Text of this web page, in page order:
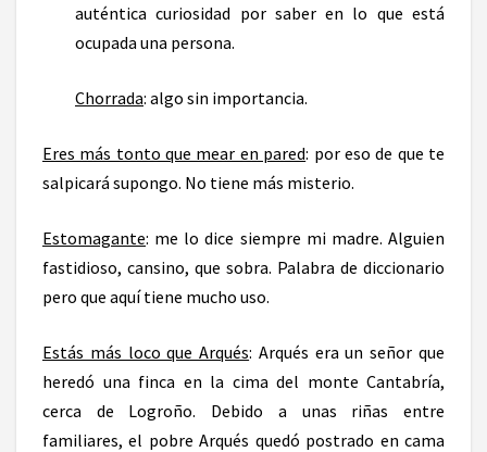
auténtica curiosidad por saber en lo que está
ocupada una persona.
Chorrada: algo sin importancia.
Eres más tonto que mear en pared: por eso de que te
salpicará supongo. No tiene más misterio.
Estomagante: me lo dice siempre mi madre. Alguien
fastidioso, cansino, que sobra. Palabra de diccionario
pero que aquí tiene mucho uso.
Estás más loco que Arqués: Arqués era un señor que
heredó una finca en la cima del monte Cantabría,
cerca de Logroño. Debido a unas riñas entre
familiares, el pobre Arqués quedó postrado en cama